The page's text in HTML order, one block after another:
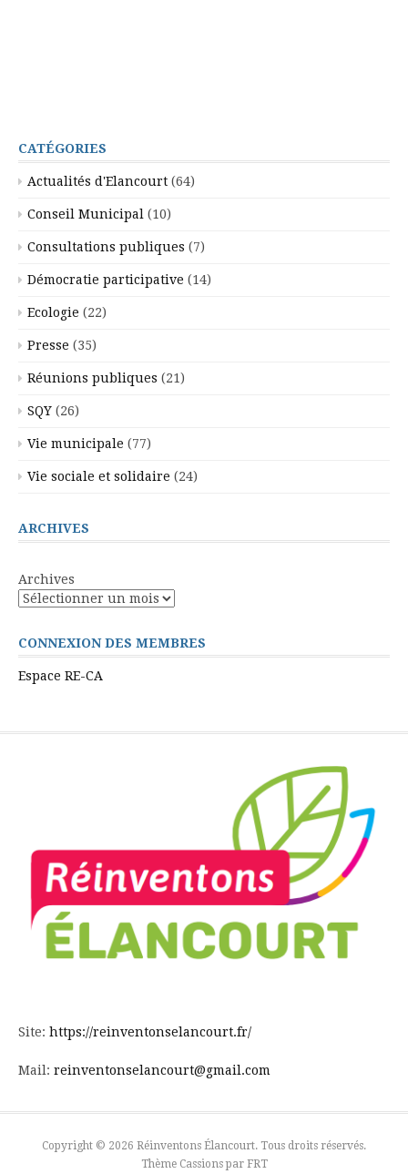
CATÉGORIES
Actualités d'Elancourt (64)
Conseil Municipal (10)
Consultations publiques (7)
Démocratie participative (14)
Ecologie (22)
Presse (35)
Réunions publiques (21)
SQY (26)
Vie municipale (77)
Vie sociale et solidaire (24)
ARCHIVES
Archives
CONNEXION DES MEMBRES
Espace RE-CA
Site: https://reinventonselancourt.fr/
Mail: reinventonselancourt@gmail.com
Copyright © 2026 Réinventons Élancourt. Tous droits réservés.
Thème Cassions par FRT